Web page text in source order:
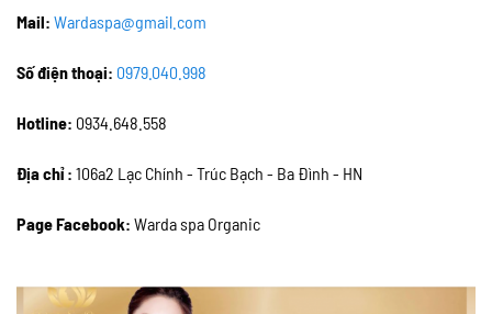
Mail: Wardaspa@gmail.com
Số điện thoại: 0979.040.998
Hotline: 0934.648.558
Địa chỉ : 106a2 Lạc Chính - Trúc Bạch - Ba Đình - HN
Page Facebook: Warda spa Organic